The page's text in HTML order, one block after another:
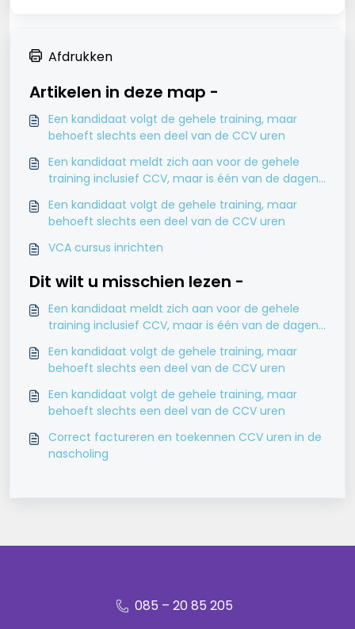
Afdrukken
Artikelen in deze map -
Een kandidaat volgt de gehele training, maar
behoeft slechts een deel van de CCV uren
Een kandidaat meldt zich aan voor de gehele
training inclusief CCV, maar is één van de dagen
Een kandidaat volgt de gehele training, maar
behoeft slechts een deel van de CCV uren
VCA cursus inrichten
Dit wilt u misschien lezen -
Een kandidaat meldt zich aan voor de gehele
training inclusief CCV, maar is één van de dagen
Een kandidaat volgt de gehele training, maar
behoeft slechts een deel van de CCV uren
Een kandidaat volgt de gehele training, maar
behoeft slechts een deel van de CCV uren
Correct factureren en toekennen CCV uren in de
nascholing
085 – 20 85 205